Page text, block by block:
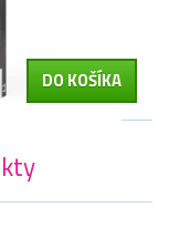
DO KOŠÍKA